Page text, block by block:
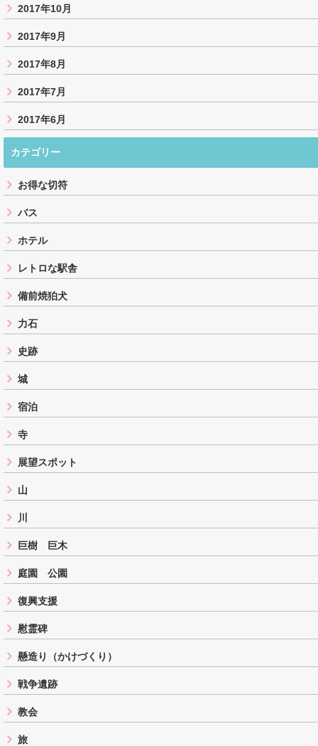
2017年10月
2017年9月
2017年8月
2017年7月
2017年6月
カテゴリー
お得な切符
バス
ホテル
レトロな駅舎
備前焼狛犬
力石
史跡
城
宿泊
寺
展望スポット
山
川
巨樹 巨木
庭園 公園
復興支援
慰霊碑
懸造り（かけづくり）
戦争遺跡
教会
旅